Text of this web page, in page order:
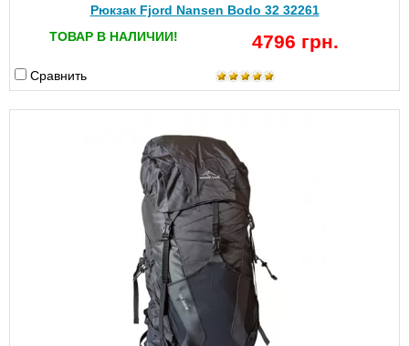
Рюкзак Fjord Nansen Bodo 32 32261
ТОВАР В НАЛИЧИИ!
4796 грн.
Сравнить